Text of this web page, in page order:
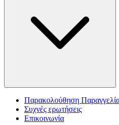
Παρακολούθηση
Συχνές ερωτήσεις
Επικοινωνία